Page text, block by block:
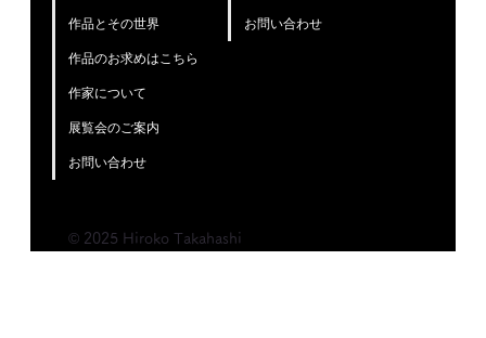
© 2025 Hiroko Takahashi
作品とその世界
作品のお求めはこちら
作家について
展覧会のご案内
お問い合わせ
お問い合わせ